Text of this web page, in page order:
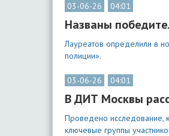
03-06-26 04:01
Названы
Лауреатов определили в
полиции».
03-06-26 04:01
В ДИТ Москвы
Проведено исследование,
ключевые группы